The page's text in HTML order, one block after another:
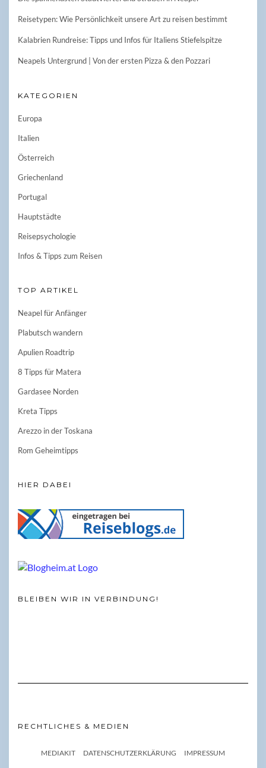
Reisetypen: Wie Persönlichkeit unsere Art zu reisen bestimmt
Kalabrien Rundreise: Tipps und Infos für Italiens Stiefelspitze
Neapels Untergrund | Von der ersten Pizza & den Pozzari
KATEGORIEN
Europa
Italien
Österreich
Griechenland
Portugal
Hauptstädte
Reisepsychologie
Infos & Tipps zum Reisen
TOP ARTIKEL
Neapel für Anfänger
Plabutsch wandern
Apulien Roadtrip
8 Tipps für Matera
Gardasee Norden
Kreta Tipps
Arezzo in der Toskana
Rom Geheimtipps
HIER DABEI
BLEIBEN WIR IN VERBINDUNG!
RECHTLICHES & MEDIEN
MEDIAKIT DATENSCHUTZERKLÄRUNG IMPRESSUM